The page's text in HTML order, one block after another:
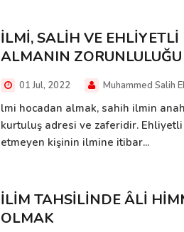
İLMİ, SALİH VE
ALMANIN ZORUNLULUĞU
01 Jul, 2022 Muhammed Salih
lmi hocadan almak, sahih ilmin
kurtuluş adresi ve zaferidir.
etmeyen kişinin ilmine itibar...
İLİM TAHSİLİNDE ÂLİ
OLMAK